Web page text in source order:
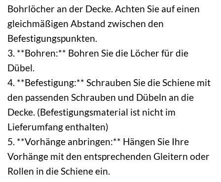
Bohrlöcher an der Decke. Achten Sie auf einen
gleichmäßigen Abstand zwischen den
Befestigungspunkten.
3. **Bohren:** Bohren Sie die Löcher für die
Dübel.
4. **Befestigung:** Schrauben Sie die Schiene mit
den passenden Schrauben und Dübeln an die
Decke. (Befestigungsmaterial ist nicht im
Lieferumfang enthalten)
5. **Vorhänge anbringen:** Hängen Sie Ihre
Vorhänge mit den entsprechenden Gleitern oder
Rollen in die Schiene ein.